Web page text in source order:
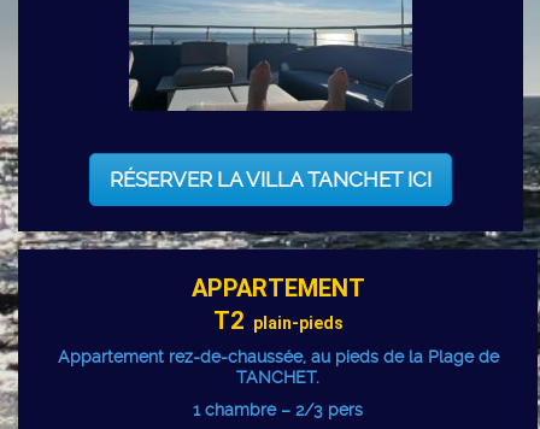
RÉSERVER LA VILLA TANCHET ICI
APPARTEMENT
T2 plain-pieds
Appartement rez-de-chaussée, au pieds de la Plage de
TANCHET.
1 chambre – 2/3 pers